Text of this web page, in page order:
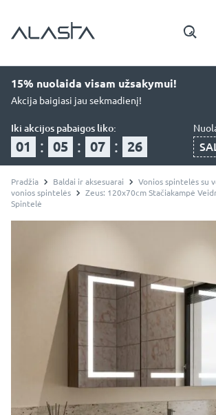
15% nuolaida visam užsakymui!
Akcija baigiasi jau sekmadienį!
Iki akcijos pabaigos liko:
01 : 05 : 07 : 24
Pradžia Baldai ir aksesuarai Vonios spintelės su
vonios spintelės
Zeus: 120x70cm Stačiakampė
Spintelė